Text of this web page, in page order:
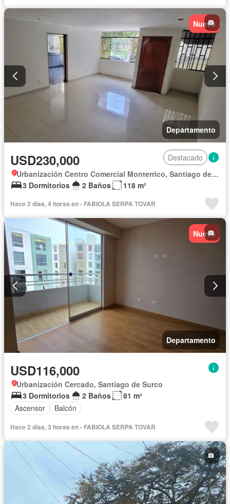
Nuevo
Departamento
USD230,000
Destacado
Urbanización Centro Comercial Monterrico, Santiago de Surco
3 Dormitorios
2 Baños 118 m²
Hace 2 días, 4 horas en - FABIOLA SERPA TOVAR
Nuevo
Departamento
USD116,000
Urbanización Cercado, Santiago de Surco
3 Dormitorios
2 Baños
81 m²
Ascensor
Balcón
Hace 2 días, 3 horas en - FABIOLA SERPA TOVAR